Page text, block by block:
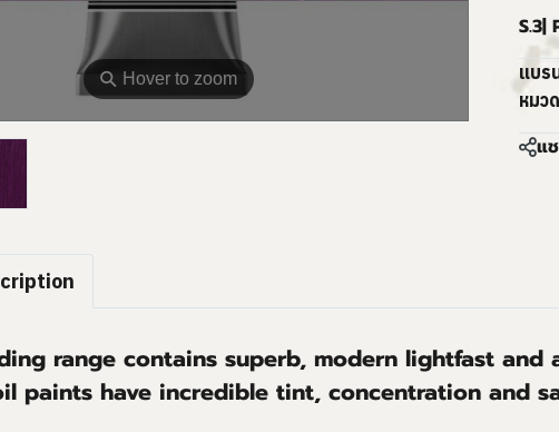
⚲ Hover to zoom
S.3|
แบร
หมว
แ
range contains superb, modern lightfast
paints have incredible tint, concentration and